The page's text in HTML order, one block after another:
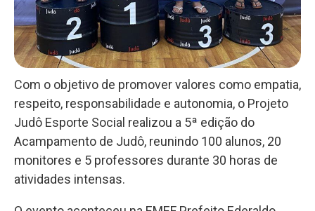
Com o objetivo de promover valores como empatia,
respeito, responsabilidade e autonomia, o Projeto
Judô Esporte Social realizou a 5ª edição do
Acampamento de Judô, reunindo 100 alunos, 20
monitores e 5 professores durante 30 horas de
atividades intensas.